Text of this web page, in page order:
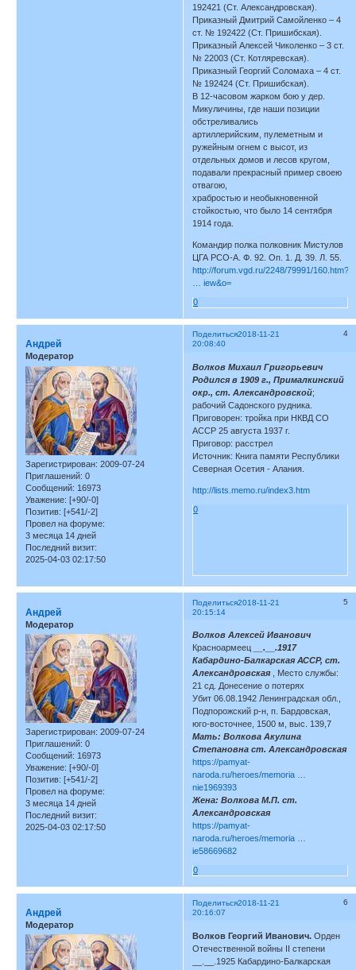
192421 (Ст. Александровская).
Приказный Дмитрий Самойленко – 4
ст. № 192422 (Ст. Пришибская).
Приказный Алексей Чиколенко – 3 ст.
№ 22003 (Ст. Котляревская).
Приказный Георгий Соломаха – 4 ст.
№ 192424 (Ст. Пришибская).
В 12-часовом жарком бою у дер.
Микуличины, где наши позиции
обстреливались
артиллерийским, пулеметным и
ружейным огнем с высот, из
отдельных домов и лесов кругом,
подавали прекрасный пример своею
отвагою,
храбростью и необыкновенной
стойкостью, что было 14 сентября
1914 года.
Командир полка полковник Мистулов
ЦГА РСО-А. Ф. 92. Оп. 1. Д. 39. Л. 55.
http://forum.vgd.ru/2248/79991/160.htm?
… iew&o=
0
Поделиться 4
2018-11-21
20:08:40
Андрей
Модератор
Зарегистрирован: 2009-07-24
Приглашений: 0
Сообщений: 16973
Уважение: [+90/-0]
Позитив: [+541/-2]
Провел на форуме:
3 месяца 14 дней
Последний визит:
2025-04-03 02:17:50
Волков Михаил Григорьевич
Родился в 1909 г., Прималкинский
окр., ст. Александровской;
рабочий Садонского рудника.
Приговорен: тройка при НКВД СО
АССР 25 августа 1937 г.
Приговор: расстрел
Источник: Книга памяти Республики
Северная Осетия - Алания.
http://lists.memo.ru/index3.htm
0
Поделиться 5
2018-11-21
20:15:14
Андрей
Модератор
Зарегистрирован: 2009-07-24
Приглашений: 0
Сообщений: 16973
Уважение: [+90/-0]
Позитив: [+541/-2]
Провел на форуме:
3 месяца 14 дней
Последний визит:
2025-04-03 02:17:50
Волков Алексей Иванович
Красноармеец __.__.1917
Кабардино-Балкарская АССР, ст.
Александровская, Место службы:
21 сд. Донесение о потерях
Убит 06.08.1942 Ленинградская обл.,
Подпорожский р-н, п. Бардовская,
юго-восточнее, 1500 м, выс. 139,7
Мать: Волкова Акулина
Степановна ст. Александровская
https://pamyat-
naroda.ru/heroes/memoria …
nie1969393
Жена: Волкова М.П. ст.
Александровская
https://pamyat-
naroda.ru/heroes/memoria …
ie58669682
0
Поделиться 6
2018-11-21
20:16:07
Андрей
Модератор
Волков Георгий Иванович. Орден
Отечественной войны II степени
__.__.1925 Кабардино-Балкарская